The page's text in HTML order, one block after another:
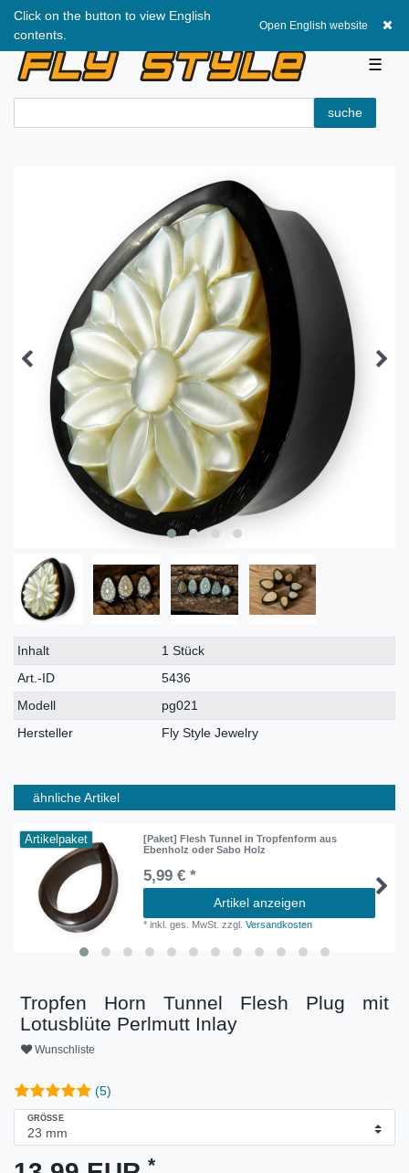
Click on the button to view English
contents.
Open English website
☰
suche
Technisches
Merkmal
Wert
Inhalt
1 Stück
Art.-ID
5436
Modell
pg021
Hersteller
Fly Style Jewelry
ähnliche Artikel
Artikelpaket
[Paket] Flesh Tunnel in Tropfenform aus
Ebenholz oder Sabo Holz
5,99 € *
Artikel anzeigen
*inkl. ges. MwSt. zzgl.Versandkosten
Tropfen Horn Tunnel Flesh Plug mit
Lotusblüte Perlmutt Inlay
Wunschliste
(5)
GRÖSSE
*